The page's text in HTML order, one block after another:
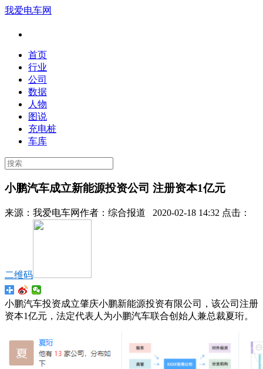
我爱电车网
首页
行业
公司
数据
人物
图说
充电桩
车库
小鹏汽车成立新能源投资公司 注册资本1亿元
来源： 我爱电车网作者： 综合报道 2020-02-18 14:32 点击：
二维码
小鹏汽车投资成立肇庆小鹏新能源投资有限公司，该公司注册
资本1亿元，法定代表人为小鹏汽车联合创始人兼总裁夏珩。